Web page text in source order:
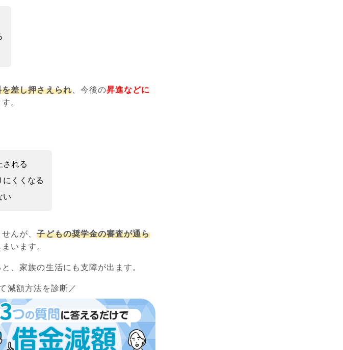
を差し押さえられ、今後の昇進などに
。
される
にくくなる
い
せんが、子どもの奨学金の審査が通ら
います。
、家族の生活にも支障が出ます。
減額方法を診断／